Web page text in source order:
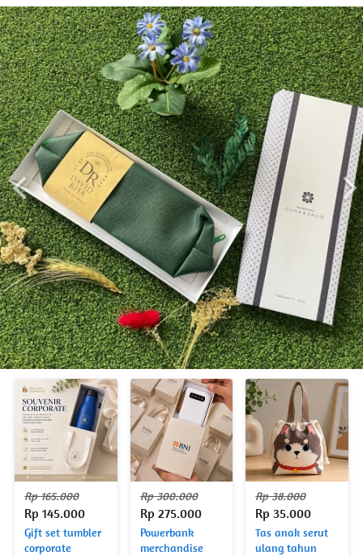
Rp 165.000
Rp 145.000
Gift set tumbler
corporate
Rp 300.000
Rp 275.000
Powerbank
merchandise
Rp 38.000
Rp 35.000
Tas anak serut
ulang tahun